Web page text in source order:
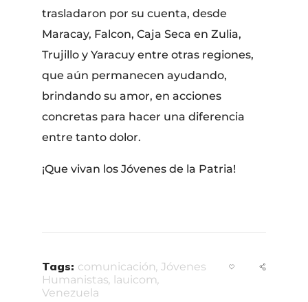
trasladaron por su cuenta, desde
Maracay, Falcon, Caja Seca en Zulia,
Trujillo y Yaracuy entre otras regiones,
que aún permanecen ayudando,
brindando su amor, en acciones
concretas para hacer una diferencia
entre tanto dolor.
​¡Que vivan los Jóvenes de la Patria!
Tags: comunicación ,Jóvenes
Humanistas lauicom
Venezuela